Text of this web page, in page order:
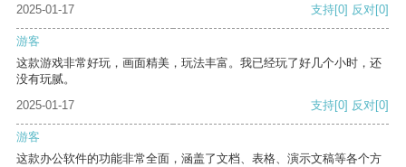
2025-01-17
支持[0] 反对[0]
游客
这款游戏非常好玩，画面精美，玩法丰富。我已经玩了好几个小时，还
没有玩腻。
2025-01-17
支持[0] 反对[0]
游客
这款办公软件的功能非常全面，涵盖了文档、表格、演示文稿等各个方